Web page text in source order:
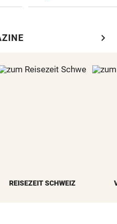
chevron_right
REISEZEIT SCHWEIZ